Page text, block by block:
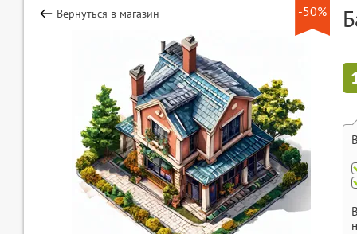
-50%
Вернуться в магазин